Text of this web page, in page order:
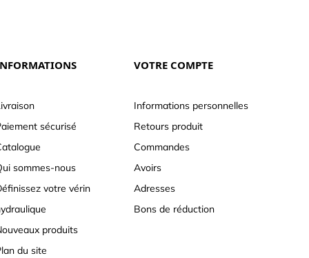
sécurisé
sommes-nous
votre vérin
produits
du site
VOTRE COMPTE
Informations personnelles
Retours produit
Commandes
Avoirs
Adresses
Bons de réduction